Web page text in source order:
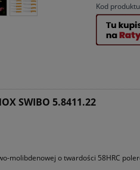
Kod
SWIBO 5.8411.22
molibdenowej o twardości 58HRC